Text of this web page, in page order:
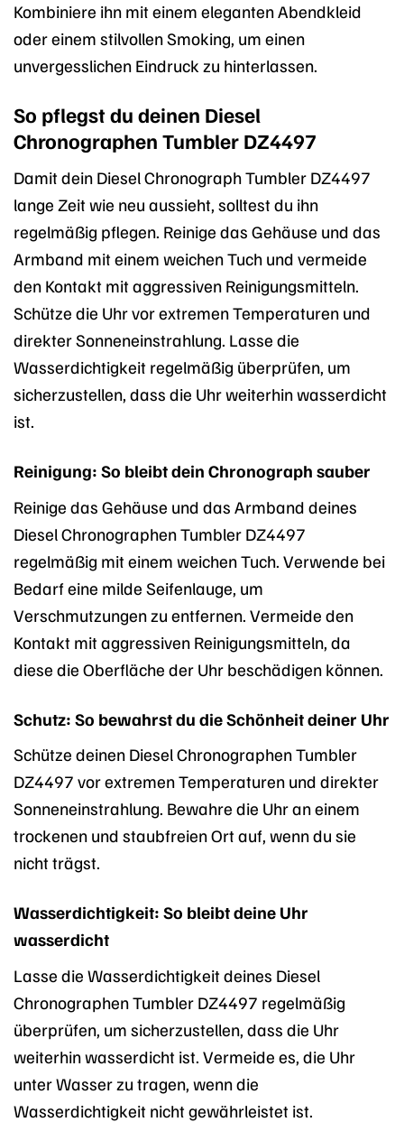
Kombiniere ihn mit einem eleganten Abendkleid
oder einem stilvollen Smoking, um einen
unvergesslichen Eindruck zu hinterlassen.
So pflegst du deinen Diesel
Chronographen Tumbler DZ4497
Damit dein Diesel Chronograph Tumbler DZ4497
lange Zeit wie neu aussieht, solltest du ihn
regelmäßig pflegen. Reinige das Gehäuse und das
Armband mit einem weichen Tuch und vermeide
den Kontakt mit aggressiven Reinigungsmitteln.
Schütze die Uhr vor extremen Temperaturen und
direkter Sonneneinstrahlung. Lasse die
Wasserdichtigkeit regelmäßig überprüfen, um
sicherzustellen, dass die Uhr weiterhin wasserdicht
ist.
Reinigung: So bleibt dein Chronograph sauber
Reinige das Gehäuse und das Armband deines
Diesel Chronographen Tumbler DZ4497
regelmäßig mit einem weichen Tuch. Verwende bei
Bedarf eine milde Seifenlauge, um
Verschmutzungen zu entfernen. Vermeide den
Kontakt mit aggressiven Reinigungsmitteln, da
diese die Oberfläche der Uhr beschädigen können.
Schutz: So bewahrst du die Schönheit deiner Uhr
Schütze deinen Diesel Chronographen Tumbler
DZ4497 vor extremen Temperaturen und direkter
Sonneneinstrahlung. Bewahre die Uhr an einem
trockenen und staubfreien Ort auf, wenn du sie
nicht trägst.
Wasserdichtigkeit: So bleibt deine Uhr
wasserdicht
Lasse die Wasserdichtigkeit deines Diesel
Chronographen Tumbler DZ4497 regelmäßig
überprüfen, um sicherzustellen, dass die Uhr
weiterhin wasserdicht ist. Vermeide es, die Uhr
unter Wasser zu tragen, wenn die
Wasserdichtigkeit nicht gewährleistet ist.